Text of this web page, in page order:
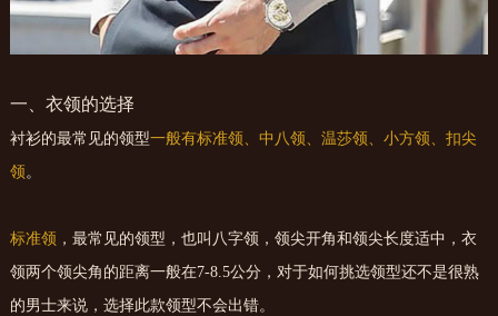
一、衣领的选择
衬衫的最常见的领型一般有标准领、中八领、温莎领、小方领、扣尖
领。
标准领 ，最常见的领型，也叫八字领，领尖开角和领尖长度适中，衣
领两个领尖角的距离一般在7-8.5公分，对于如何挑选领型还不是很熟
的男士来说，选择此款领型不会出错。